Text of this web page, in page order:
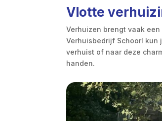
Vlotte
Verhuizen brengt vaak
Verhuisbedrijf Schoorl kun
verhuist of naar deze
handen.